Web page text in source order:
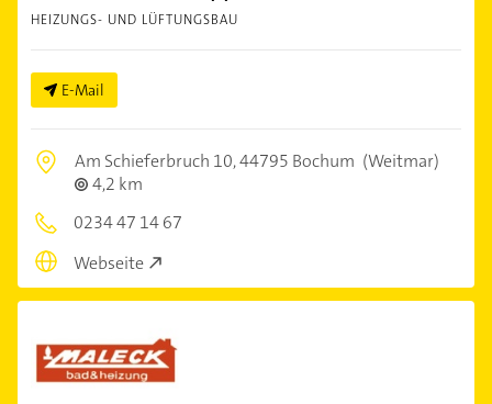
HEIZUNGS- UND LÜFTUNGSBAU
E-Mail
Am Schieferbruch 10,44795 Bochum (Weitmar)
4,2 km
0234 47 14 67
Webseite